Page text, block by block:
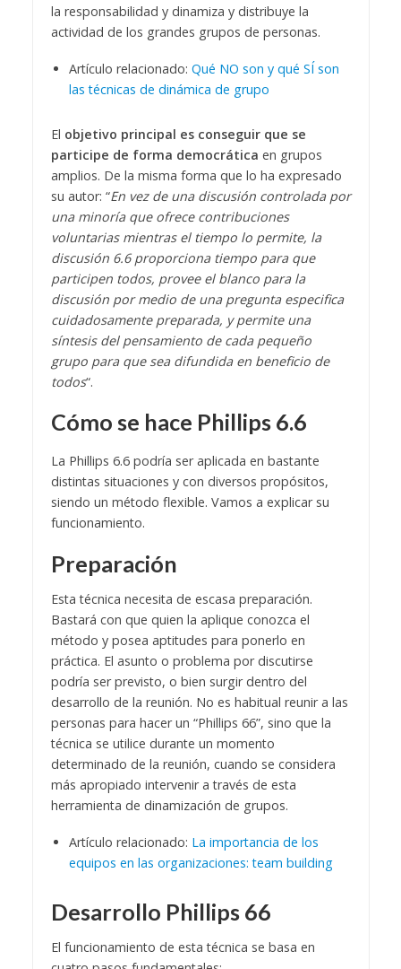
la responsabilidad y dinamiza y distribuye la
actividad de los grandes grupos de personas.
Artículo relacionado: Qué NO son y qué SÍ son
las técnicas de dinámica de grupo
El objetivo principal es conseguir que se
participe de forma democrática en grupos
amplios. De la misma forma que lo ha expresado
su autor: “En vez de una discusión controlada por
una minoría que ofrece contribuciones
voluntarias mientras el tiempo lo permite, la
discusión 6.6 proporciona tiempo para que
participen todos, provee el blanco para la
discusión por medio de una pregunta especifica
cuidadosamente preparada, y permite una
síntesis del pensamiento de cada pequeño
grupo para que sea difundida en beneficio de
todos“.
Cómo se hace Phillips 6.6
La Phillips 6.6 podría ser aplicada en bastante
distintas situaciones y con diversos propósitos,
siendo un método flexible. Vamos a explicar su
funcionamiento.
Preparación
Esta técnica necesita de escasa preparación.
Bastará con que quien la aplique conozca el
método y posea aptitudes para ponerlo en
práctica. El asunto o problema por discutirse
podría ser previsto, o bien surgir dentro del
desarrollo de la reunión. No es habitual reunir a las
personas para hacer un “Phillips 66”, sino que la
técnica se utilice durante un momento
determinado de la reunión, cuando se considera
más apropiado intervenir a través de esta
herramienta de dinamización de grupos.
Artículo relacionado: La importancia de los
equipos en las organizaciones: team building
Desarrollo Phillips 66
El funcionamiento de esta técnica se basa en